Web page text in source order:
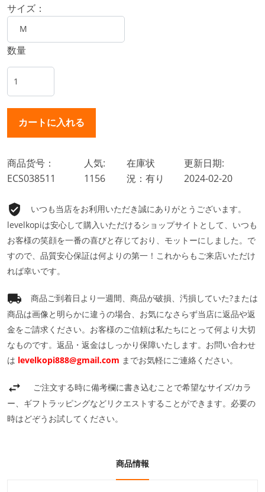
サイズ：
数量
商品货号：
ECS038511
人気:
1156
在庫状
況：有り
更新日期:
2024-02-20
いつも当店をお利用いただき誠にありがとうございます。
levelkopiは安心して購入いただけるショップサイトとして、いつも
お客様の笑顔を一番の喜びと存じており、モットーにしました。で
すので、品質安心保証は何よりの第一！これからもご来店いただけ
れば幸いです。
商品ご到着日より一週間、商品が破損、汚損していた?または
商品は画像と明らかに違うの場合、お気になさらず当店に返品や返
金をご請求ください。お客様のご信頼は私たちにとって何より大切
なものです。返品・返金はしっかり保障いたします。お問い合わせ
は levelkopi888@gmail.com までお気軽にご連絡ください。
ご注文する時に備考欄に書き込むことで希望なサイズ/カラ
ー、ギフトラッピングなどリクエストすることができます。必要の
時はどぞうお試してください。
商品情報